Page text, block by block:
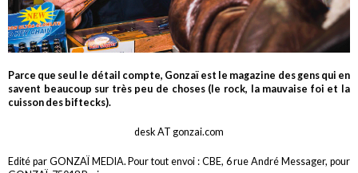
Parce que seul le détail compte, Gonzaï est le magazine des gens qui en
savent beaucoup sur très peu de choses (le rock, la mauvaise foi et la
cuisson des biftecks).
desk AT gonzai.com
Edité par GONZAÏ MEDIA. Pour tout envoi : CBE, 6 rue André Messager, pour